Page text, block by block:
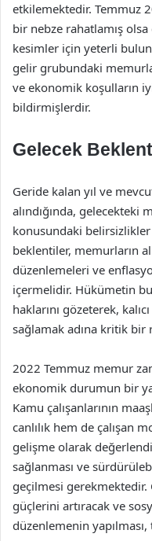
etkilemektedir. Temmuz
bir nebze rahatlamış olsa
kesimler için yeterli
gelir grubundaki
ve ekonomik koşulların
bildirmişlerdir.
Gelecek
Geride kalan yıl ve
alındığında, gelecekteki
konusundaki
beklentiler, memurların
düzenlemeleri ve
içermelidir. Hükümetin bu
haklarını gözeterek,
sağlamak adına kritik bir
2022 Temmuz memur
ekonomik durumun bir
Kamu çalışanlarının
canlılık hem de çalışan
gelişme olarak
sağlanması ve
geçilmesi gerekmektedir.
güçlerini artıracak ve
düzenlemenin